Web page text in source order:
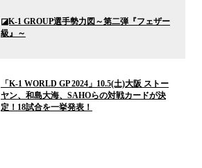
◪K-1 GROUP選手勢力図～第二弾『フェザー
級』～
「K-1 WORLD GP 2024」10.5(土)大阪 ストー
ヤン、和島大海、SAHOらの対戦カードが決
定！18試合を一挙発表！